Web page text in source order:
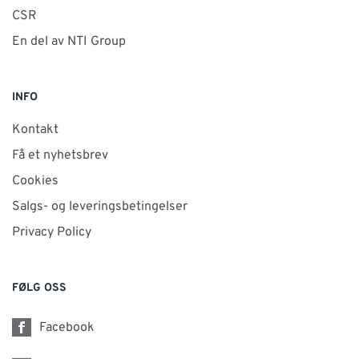
CSR
En del av NTI Group
INFO
Kontakt
Få et nyhetsbrev
Cookies
Salgs- og leveringsbetingelser
Privacy Policy
FØLG OSS
Facebook